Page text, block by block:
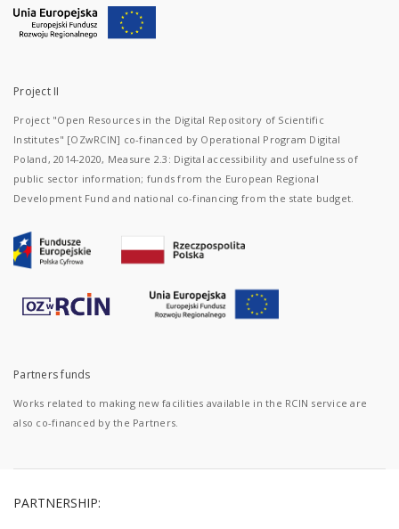
Project II
Project "Open Resources in the Digital Repository of Scientific
Institutes" [OZwRCIN] co-financed by Operational Program Digital
Poland, 2014-2020, Measure 2.3: Digital accessibility and usefulness of
public sector information; funds from the European Regional
Development Fund and national co-financing from the state budget.
Partners funds
Works related to making new facilities available in the RCIN service are
also co-financed by the Partners.
PARTNERSHIP: